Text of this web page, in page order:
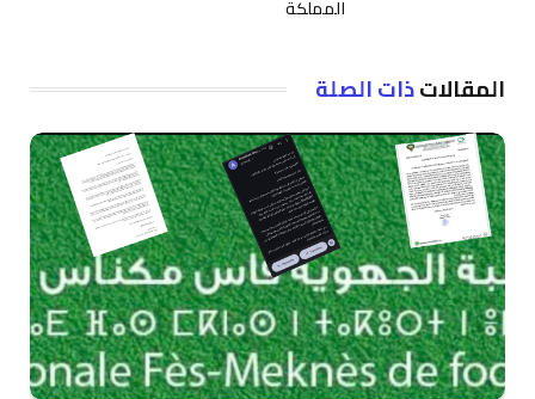
المملكة
المقالاتذات الصلة